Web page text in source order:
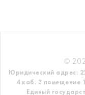
©
Юридический адрес:
4 каб. 3 помещение
Единый